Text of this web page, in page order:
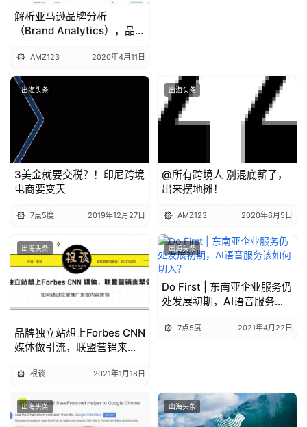
解析亚马逊品牌分析
（Brand Analytics），品牌
AMZ123 2020年4月11日
出海头条
3美金就要交税？！印尼跨境
电商要变天
7点5度 2019年12月27日
出海头条
@所有跨境人 别混底薪了，
出来摆地摊！
AMZ123 2020年6月5日
出海头条
品牌独立站想上Forbes CNN
媒体做引流，联盟营销来帮
根谈 2021年1月18日
出海头条
Do First | 东南亚企业服务仍
处发展初期，AI语音服务该
7点5度 2021年4月22日
出海头条 出海头条